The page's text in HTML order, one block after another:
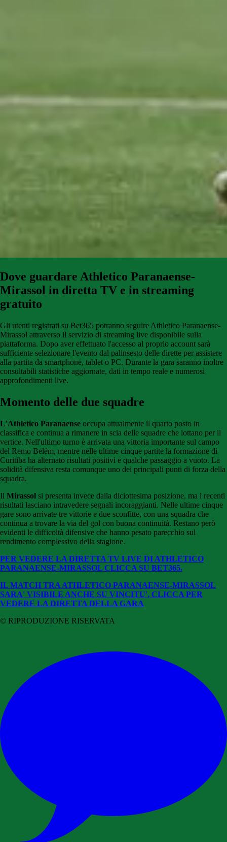
Dove guardare Athletico Paranaense-
Mirassol in diretta TV e in streaming
gratuito
Gli utenti registrati su Bet365 potranno seguire Athletico Paranaense-
Mirassol attraverso il servizio di streaming live disponibile sulla
piattaforma. Dopo aver effettuato l'accesso al proprio account sarà
sufficiente selezionare l'evento dal palinsesto delle dirette per assistere
alla partita da smartphone, tablet o PC. Durante la gara saranno inoltre
consultabili statistiche aggiornate, dati in tempo reale e numerosi
approfondimenti live.
Momento delle due squadre
L'Athletico Paranaense occupa attualmente il quarto posto in
classifica e continua a rimanere in scia delle squadre che lottano per il
vertice. Nell'ultimo turno è arrivata una vittoria importante sul campo
del Remo Belém, mentre nelle ultime cinque partite la formazione di
Curitiba ha alternato risultati positivi e qualche passaggio a vuoto. La
solidità difensiva resta comunque uno dei principali punti di forza della
squadra.
Il Mirassol si presenta invece dalla diciottesima posizione, ma i recenti
risultati lasciano intravedere segnali incoraggianti. Nelle ultime cinque
gare sono arrivate tre vittorie e due sconfitte, con una squadra che
continua a trovare la via del gol con buona continuità. Restano però
evidenti le difficoltà difensive che hanno pesato parecchio sul
rendimento complessivo della stagione.
PER VEDERE LA DIRETTA TV LIVE DI ATHLETICO
PARANAENSE-MIRASSOL CLICCA SU BET365.
IL MATCH TRA ATHLETICO PARANAENSE-MIRASSOL
SARA' VISIBILE ANCHE SU VINCITU', CLICCA PER
VEDERE LA DIRETTA DELLA GARA
© RIPRODUZIONE RISERVATA